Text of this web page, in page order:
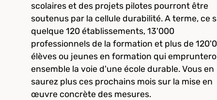
scolaires et des projets pilotes pourront être
soutenus par la cellule durabilité. A terme, ce
quelque 120 établissements, 13'000
professionnels de la formation et plus de
élèves ou jeunes en formation qui
ensemble la voie d'une école durable. Vous en
saurez plus ces prochains mois sur la mise en
œuvre concrète des mesures.